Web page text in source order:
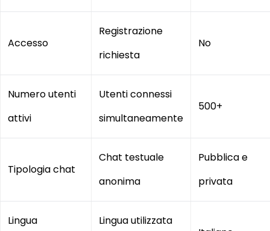
Accesso
Registrazione
richiesta
No
Numero utenti
attivi
Utenti connessi
simultaneamente
500+
Tipologia chat
Chat testuale
anonima
Pubblica e
privata
Lingua
Lingua utilizzata